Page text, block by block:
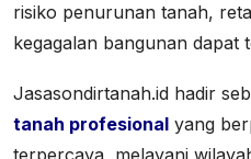
risiko penurunan tanah,
kegagalan bangunan dapat
Jasasondirtanah.id hadir
tanah profesional yang